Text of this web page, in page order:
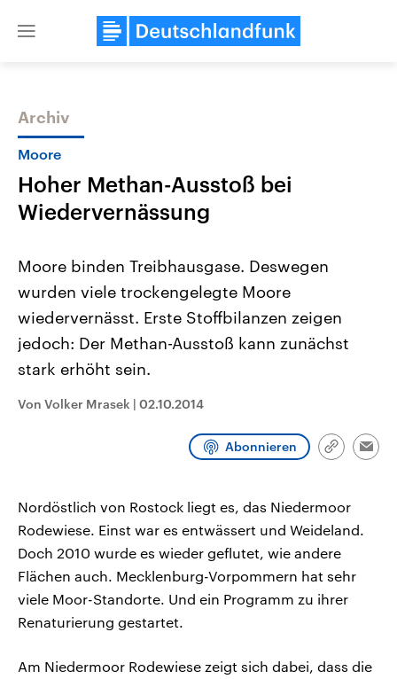
Close
Themen
Landtagswahl Sachsen-Anhalt
2026
Alle Informationen
Sachsen-Anhalt wählt am 6.
September 2026 einen neuen
Landtag. Seit 2021 wird das
CDU, SPD und FDP regiert.-
Wahlprogramme, aktuelle Berichte
und Hintergründe zu den Parteien
und Kandidaten der anstehenden
USA
Aktuelle Beiträge,
Hintergründe
Wirtschaftlich und
Programm Podcasts
Archiv
Moore
Hoher Methan-Ausstoß bei
Wiedervernässung
Moore binden Treibhausgase. Deswegen
wurden viele trockengelegte Moore
wiedervernässt. Erste Stoffbilanzen zeigen
jedoch: Der Methan-Ausstoß kann zunächst
stark erhöht sein.
Von Volker Mrasek | 02.10.2014
Abonnieren
Link
Nordöstlich von Rostock liegt es, das Niedermoor
Rodewiese. Einst war es entwässert und Weideland.
Doch 2010 wurde es wieder geflutet, wie andere
Flächen auch. Mecklenburg-Vorpommern hat sehr
viele Moor-Standorte. Und ein Programm zu ihrer
Renaturierung gestartet.
Am Niedermoor Rodewiese zeigt sich dabei, dass die